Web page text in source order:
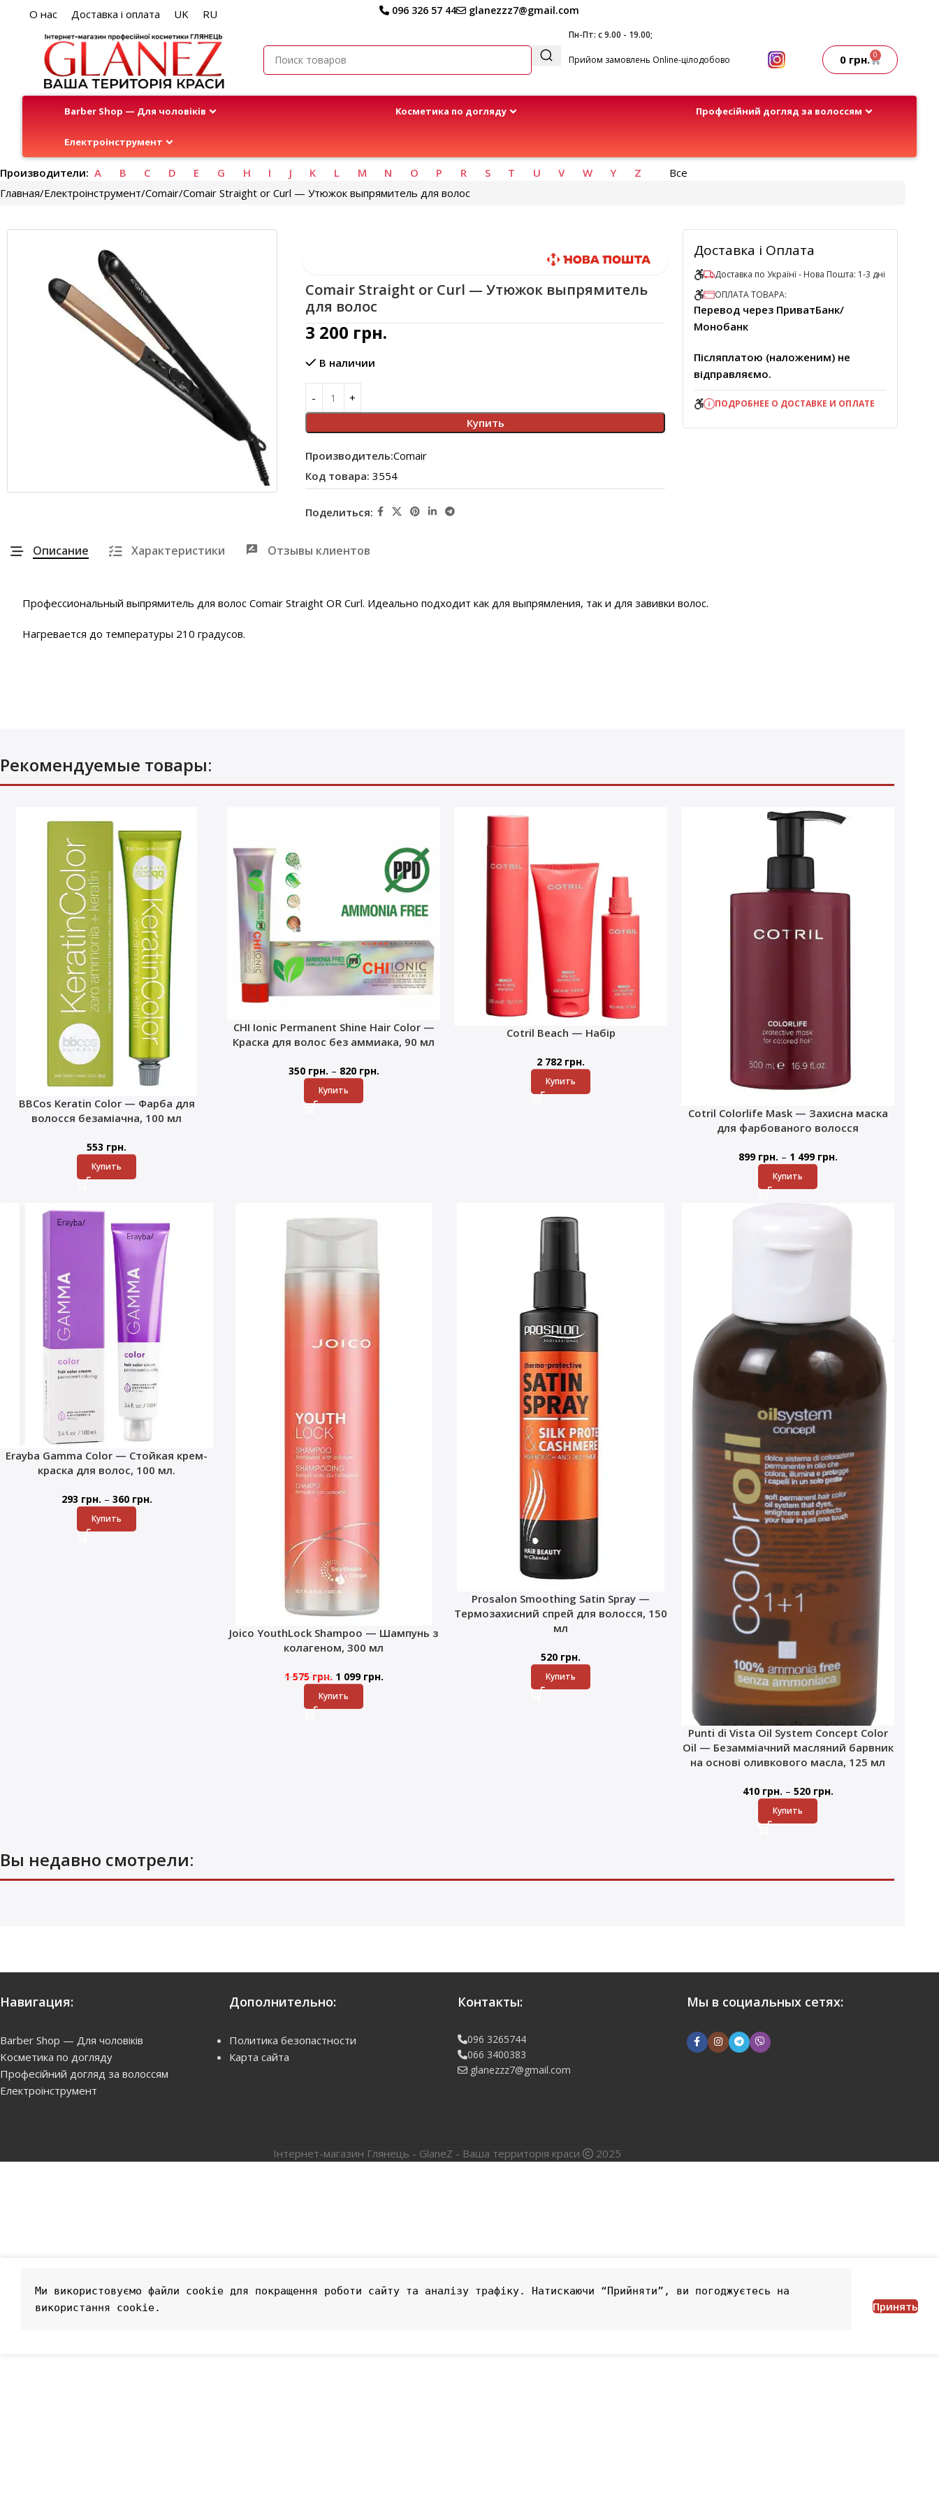
О нас Доставка і оплата UK RU 096 326 57 44 glanezzz7@gmail.com
Пн-Пт: с 9.00 - 19.00;
Прийом замовлень Online-цілодобово 0 грн. 0
Barber Shop — Для чоловіків Kосметика по догляду Професійний догляд за волоссям
Електроінструмент
Производители: A B C D E G H I J K L M N O P R S T U V W Y Z
Все
Главная Електроінструмент Comair Comair Straight or Curl — Утюжок выпрямитель для волос
Comair Straight or Curl — Утюжок выпрямитель
для волос
3 200 грн.
В наличии
Купить
Производитель:Comair
Код товара: 3554
Поделиться:
Доставка і Оплата
Доставка по Українї - Нова Пошта: 1-3 дні
ОПЛАТА ТОВАРА:
Перевод через ПриватБанк/
Монобанк
Післяплатою (наложеним) не
відправляємо.
ПОДРОБНЕЕ О ДОСТАВКЕ И ОПЛАТЕ
Описание Характеристики Отзывы клиентов
Профессиональный выпрямитель для волос Comair Straight OR Curl. Идеально подходит как для выпрямления, так и для завивки волос.
Нагревается до температуры 210 градусов.
Рекомендуемые товары:
BBCos Keratin Color — Фарба для
волосся безаміачна, 100 мл
553 грн.
Купить
CHI Ionic Permanent Shine Hair Color —
Краска для волос без аммиака, 90 мл
350 грн. – 820 грн.
Купить
Cotril Beach — Набір
2 782 грн.
Купить
Cotril Colorlife Mask — Захисна маска
для фарбованого волосся
899 грн. – 1 499 грн.
Купить
Erayba Gamma Color — Стойкая крем-
краска для волос, 100 мл.
293 грн. – 360 грн.
Купить
Joico YouthLock Shampoo — Шампунь з
колагеном, 300 мл
1 575грн. 1 099 грн.
Купить
Prosalon Smoothing Satin Spray —
Термозахисний спрей для волосся, 150
мл
520 грн.
Купить
Punti di Vista Oil System Concept Color
Oil — Безамміачний масляний барвник
на основі оливкового масла, 125 мл
410 грн. – 520 грн.
Купить
Вы недавно смотрели:
Навигация:
Barber Shop — Для чоловіків
Kосметика по догляду
Професійний догляд за волоссям
Електроінструмент
Дополнительно:
Политика безопастности
Карта сайта
Контакты:
096 3265744
066 3400383
glanezzz7@gmail.com
Мы в социальных сетях:
Інтернет-магазин Глянець - GlaneZ - Ваша территорія краси 2025
Ми використовуємо файли cookie для покращення роботи сайту та аналізу трафіку. Натискаючи “Прийняти”, ви погоджуєтесь на
використання cookie.
Принять